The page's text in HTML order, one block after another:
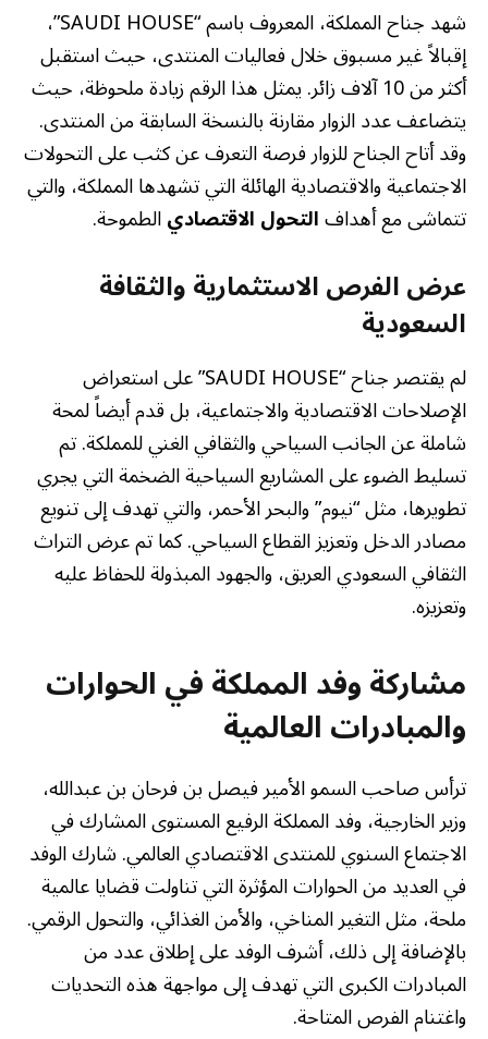
شهد جناح المملكة، المعروف باسم “SAUDI HOUSE”،
إقبالاً غير مسبوق خلال فعاليات المنتدى، حيث استقبل
أكثر من 10 آلاف زائر. يمثل هذا الرقم زيادة ملحوظة، حيث
يتضاعف عدد الزوار مقارنة بالنسخة السابقة من المنتدى.
وقد أتاح الجناح للزوار فرصة التعرف عن كثب على التحولات
الاجتماعية والاقتصادية الهائلة التي تشهدها المملكة، والتي
تتماشى مع أهدافالتحول الاقتصاديالطموحة.
عرض الفرص الاستثمارية والثقافة
السعودية
لم يقتصر جناح “SAUDI HOUSE” على استعراض
الإصلاحات الاقتصادية والاجتماعية، بل قدم أيضاً لمحة
شاملة عن الجانب السياحي والثقافي الغني للمملكة. تم
تسليط الضوء على المشاريع السياحية الضخمة التي يجري
تطويرها، مثل “نيوم” والبحر الأحمر، والتي تهدف إلى تنويع
مصادر الدخل وتعزيز القطاع السياحي. كما تم عرض التراث
الثقافي السعودي العريق، والجهود المبذولة للحفاظ عليه
وتعزيزه.
مشاركة وفد المملكة في الحوارات
والمبادرات العالمية
ترأس صاحب السمو الأمير فيصل بن فرحان بن عبدالله،
وزير الخارجية، وفد المملكة الرفيع المستوى المشارك في
الاجتماع السنوي للمنتدى الاقتصادي العالمي. شارك الوفد
في العديد من الحوارات المؤثرة التي تناولت قضايا عالمية
ملحة، مثل التغير المناخي، والأمن الغذائي، والتحول الرقمي.
بالإضافة إلى ذلك، أشرف الوفد على إطلاق عدد من
المبادرات الكبرى التي تهدف إلى مواجهة هذه التحديات
واغتنام الفرص المتاحة.